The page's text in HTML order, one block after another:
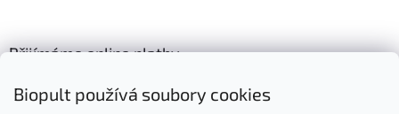
Biopult používá soubory cookies
Přijímáme online platby